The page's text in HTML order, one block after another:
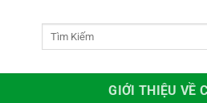
GIỚI THIỆU VỀ